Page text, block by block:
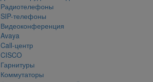
Радиотелефоны
SIP-телефоны
Видеоконференция
Avaya
Call-центр
CISCO
Гарнитуры
Коммутаторы